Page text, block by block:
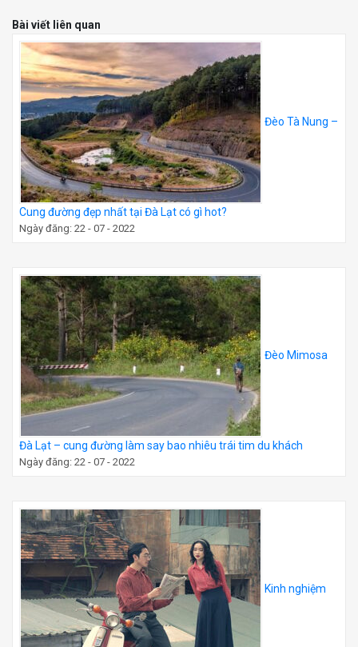
Bài viết liên quan
Đèo Tà Nung –
Cung đường đẹp nhất tại Đà Lạt có gì hot?
Ngày đăng: 22 - 07 - 2022
Đèo Mimosa
Đà Lạt – cung đường làm say bao nhiêu trái tim du khách
Ngày đăng: 22 - 07 - 2022
Kinh nghiệm